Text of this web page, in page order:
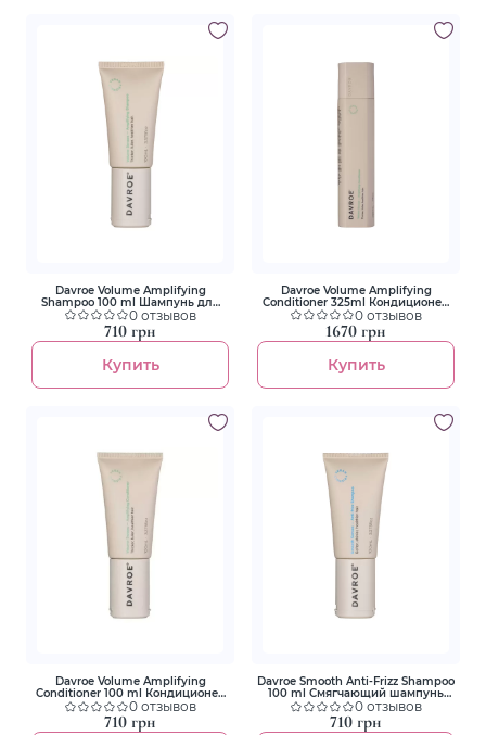
Davroe Volume Amplifying
Shampoo 100 ml Шампунь для
объема волос
0 отзывов
710 грн
Купить
Davroe Volume Amplifying
Conditioner 325ml Кондиционер
для увеличения объема волос
0 отзывов
1670 грн
Купить
Davroe Volume Amplifying
Conditioner 100 ml Кондиционер
для увеличения объема волос
0 отзывов
710 грн
Davroe Smooth Anti-Frizz Shampoo
100 ml Смягчающий шампунь
для кудрявых волос
0 отзывов
710 грн